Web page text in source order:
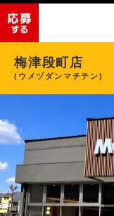
梅津段町店
(ウメヅダンマチテン)